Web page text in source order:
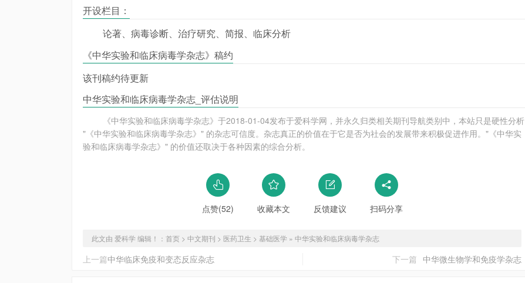
开设栏目：
论著、病毒诊断、治疗研究、简报、临床分析
《中华实验和临床病毒学杂志》稿约
该刊稿约待更新
中华实验和临床病毒学杂志_评估说明
《中华实验和临床病毒学杂志》于2018-01-04发布于爱科学网，并永久归类相关期刊导航类别中，本站只是硬性分析
"《中华实验和临床病毒学杂志》" 的杂志可信度。杂志真正的价值在于它是否为社会的发展带来积极促进作用。"《中华实
验和临床病毒学杂志》" 的价值还取决于各种因素的综合分析。
点赞(52) 收藏本文 反馈建议 扫码分享
此文由 爱科学 编辑！： 首页 > 中文期刊 > 医药卫生 > 基础医学 » 中华实验和临床病毒学杂志
上一篇中华临床免疫和变态反应杂志 下一篇 中华微生物学和免疫学杂志